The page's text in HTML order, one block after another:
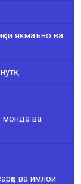
якмаъно ва
монда ва
ва имлои